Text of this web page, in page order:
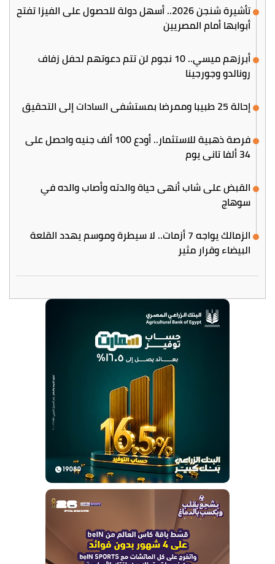
تأشيرة شنجن 2026.. أسهل دولة للحصول على الفيزا تفتح
أبوابها أمام المصريين
أبرزهم ميسي.. 10 نجوم لن تتم دعوتهم لحفل زفاف
رونالدو وجورجينا
إحالة 25 طبيبا وممرضا بمستشفى السادات إلى التحقيق
فرصة ذهبية للاستثمار.. أودع 100 ألف جنيه واحصل على
34 ألفا تاني يوم
القبض على شاب أنهى حياة والدته وأصاب والده في
سوهاج
الزمالك يواجه 7 أزمات.. لا سيطرة وموسم يهدد القلعة
البيضاء وقرار مثير